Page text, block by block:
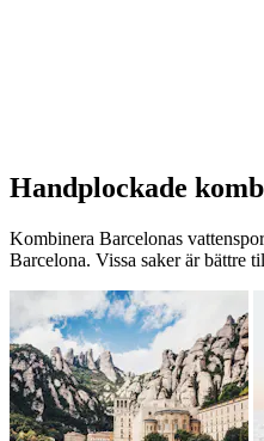
Handplockade
Kombinera Barcelonas
Barcelona. Vissa saker är bättre